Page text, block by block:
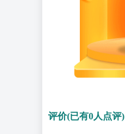
评价(已有0人点评)